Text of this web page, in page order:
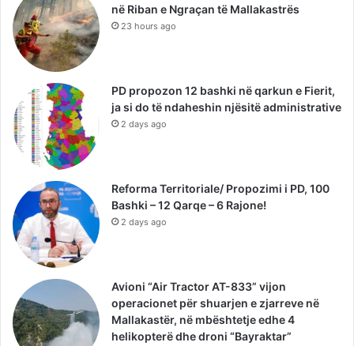
në Riban e Ngraçan të Mallakastrës
23 hours ago
PD propozon 12 bashki në qarkun e Fierit,
ja si do të ndaheshin njësitë administrative
2 days ago
Reforma Territoriale/ Propozimi i PD, 100
Bashki – 12 Qarqe – 6 Rajone!
2 days ago
Avioni “Air Tractor AT-833” vijon
operacionet për shuarjen e zjarreve në
Mallakastër, në mbështetje edhe 4
helikopterë dhe droni “Bayraktar”